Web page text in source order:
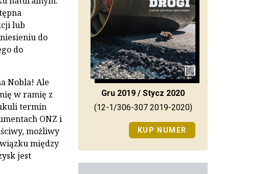
lub
do
do
Nobla! Ale
w ramię z
termin
ONZ i
możliwy
między
jest
Gru 2019 / Stycz 2020
(12-1/306-307 2019-2020)
KUP NUMER